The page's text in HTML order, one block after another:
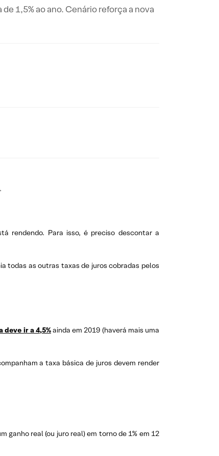
1,5% ao ano. Cenário reforça a nova
rendendo. Para isso, é preciso descontar a
todas as outras taxas de juros cobradas pelos
deve ir a 4,5%ainda em 2019 (haverá mais uma
a taxa básica de juros devem render
ganho real (ou juro real) em torno de 1% em 12